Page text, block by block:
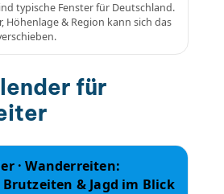
typische Fenster für Deutschland.
Höhenlage & Region kann sich das
für
· Wanderreiten:
& Jagd im Blick